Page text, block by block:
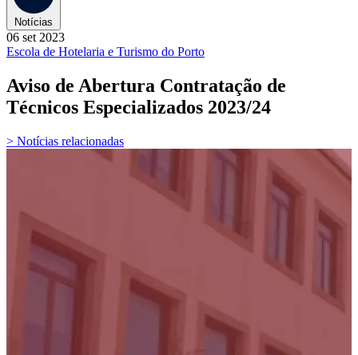
Notícias
06 set 2023
Escola de Hotelaria e Turismo do Porto
Aviso de Abertura Contratação de
Técnicos Especializados 2023/24
> Notícias relacionadas